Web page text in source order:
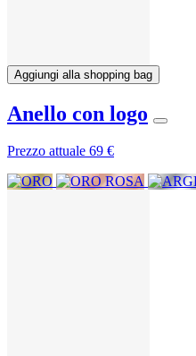
Aggiungi alla shopping bag
Anello con logo
Prezzo attuale 69 €